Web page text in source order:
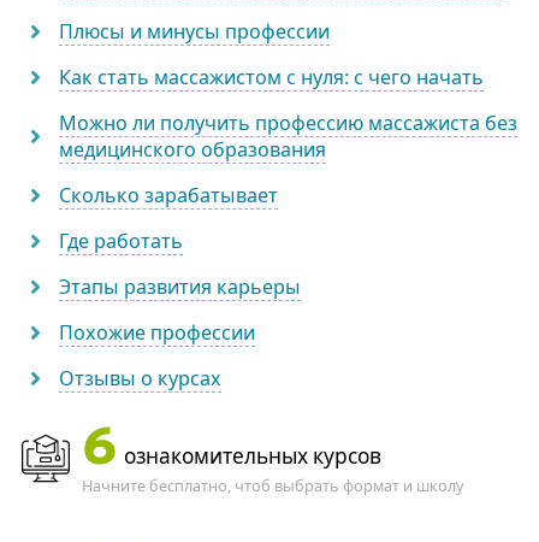
Плюсы и минусы профессии
Как стать массажистом с нуля: с чего начать
Можно ли получить профессию массажиста без
медицинского образования
Сколько зарабатывает
Где работать
Этапы развития карьеры
Похожие профессии
Отзывы о курсах
6 ознакомительных курсов
Начните бесплатно, чтоб выбрать формат и школу